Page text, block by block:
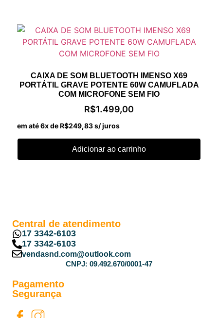
CAIXA DE SOM BLUETOOTH IMENSO X69
PORTÁTIL GRAVE POTENTE 60W CAMUFLADA
COM MICROFONE SEM FIO
R$1.499,00
em até 6x de R$249,83s/ juros
Adicionar ao carrinho
Central de atendimento
17 3342-6103
17 3342-6103
vendasnd.com@outlook.com
CNPJ: 09.492.670/0001-47
Pagamento
Segurança